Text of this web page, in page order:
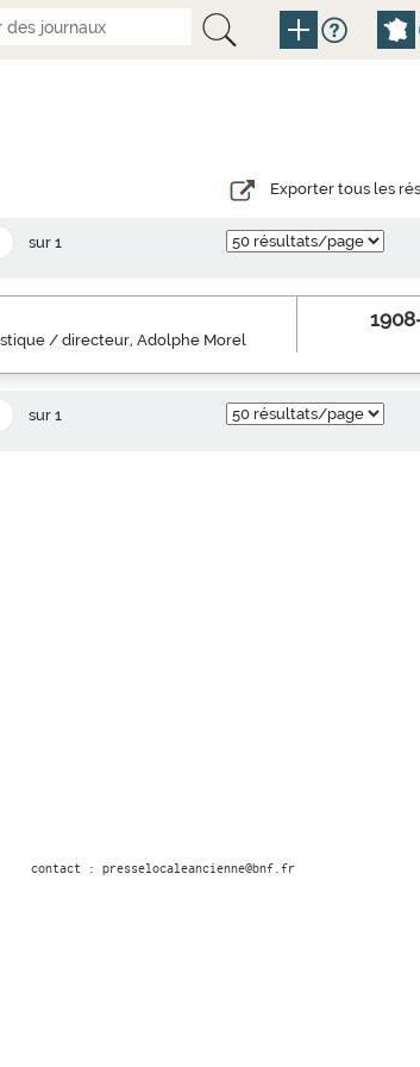
Exporter tous les
sur 1
/ directeur, Adolphe Morel
sur 1
contact : presselocaleancienne@bnf.fr